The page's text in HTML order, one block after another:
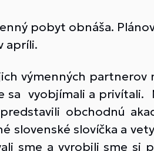
pobyt obnáša.
apríli.
výmenných partnerov
sa vyobjímali a
obchodnú
slovenské slovíčka a
sme a vyrobili sme si